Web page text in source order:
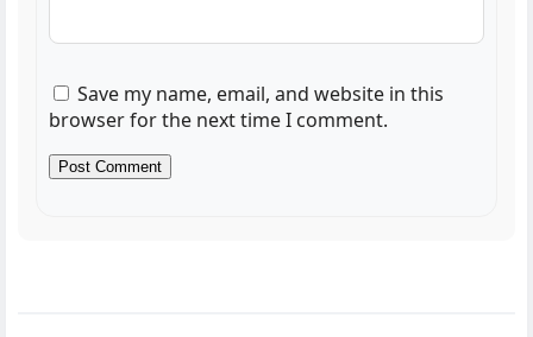
Save my name, email, and website in this
browser for the next time I comment.